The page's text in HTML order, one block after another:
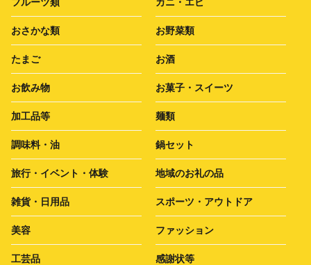
おさかな類 お野菜類
たまご お酒
お飲み物 お菓子・スイーツ
加工品等 麺類
調味料・油 鍋セット
旅行・イベント・体験 地域のお礼の品
雑貨・日用品 スポーツ・アウトドア
美容 ファッション
工芸品 感謝状等